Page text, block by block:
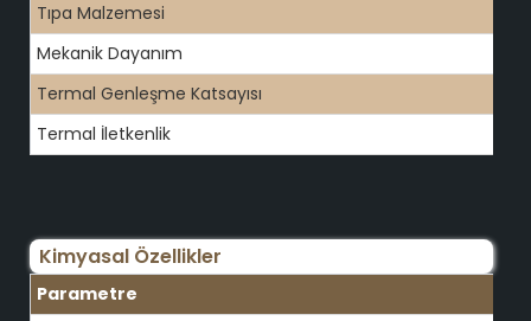
Tıpa Malzemesi
Mekanik Dayanım
Termal Genleşme Katsayısı
Termal İletkenlik
Kimyasal Özellikler
Parametre